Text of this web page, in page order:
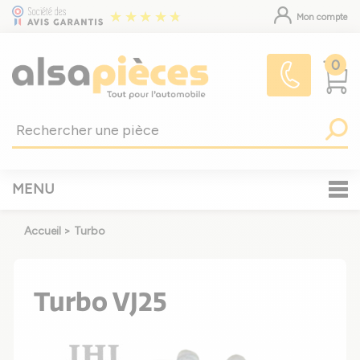
Mon compte
0
MENU
Accueil > Turbo
Turbo VJ25